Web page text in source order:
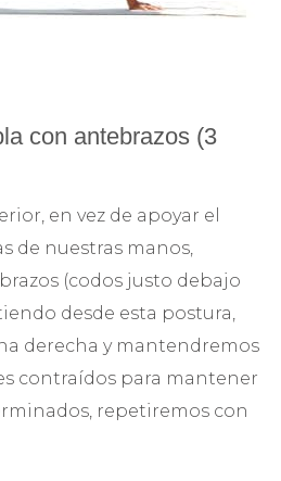
con antebrazos (3
en vez de apoyar el
de nuestras manos,
(codos justo debajo
desde esta postura,
derecha y mantendremos
contraídos para mantener
repetiremos con